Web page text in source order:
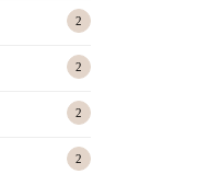
2
2
2
2